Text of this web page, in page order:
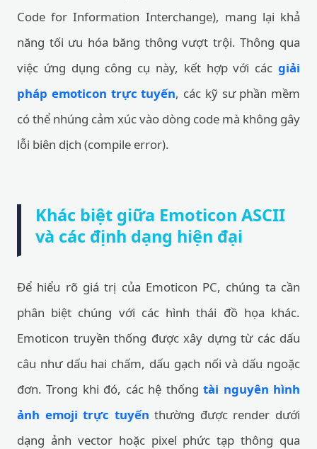
Code for Information Interchange), mang lại khả
năng tối ưu hóa băng thông vượt trội. Thông qua
việc ứng dụng công cụ này, kết hợp với các giải
pháp emoticon trực tuyến, các kỹ sư phần mềm
có thể nhúng cảm xúc vào dòng code mà không gây
lỗi biên dịch (compile error).
Khác biệt giữa Emoticon ASCII
và các định dạng hiện đại
Để hiểu rõ giá trị của Emoticon PC, chúng ta cần
phân biệt chúng với các hình thái đồ họa khác.
Emoticon truyền thống được xây dựng từ các dấu
câu như dấu hai chấm, dấu gạch nối và dấu ngoặc
đơn. Trong khi đó, các hệ thốngtài nguyên hình
ảnh emoji trực tuyến thường được render dưới
dạng ảnh vector hoặc pixel phức tạp thông qua